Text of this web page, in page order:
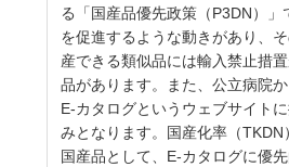
る「国産品優先政策（P3DN）」
を促進するような動きがあり、
産できる類似品には輸入禁止措
品があります。また、公立病院
E-カタログというウェブサイト
みとなります。国産化率（
国産品として、E-カタログに優